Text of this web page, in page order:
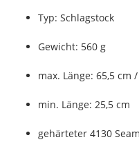
Typ: Schlagstock
Gewicht: 560 g
max. Länge: 65,5 cm
min. Länge: 25,5 cm
gehärteter 4130